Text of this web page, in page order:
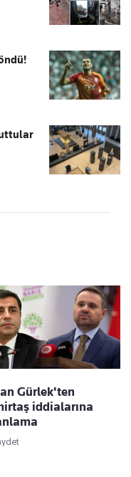
Gürlek'ten
iddialarına